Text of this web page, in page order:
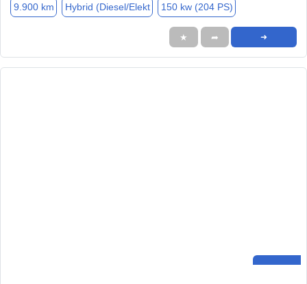
9.900 km Hybrid (Diesel/Elekt 150 kw (204 PS)
★ ➦ ➜